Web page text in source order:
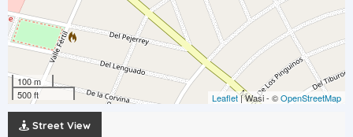
100 m
500 ft
Leaflet| Wasi - ©OpenStreetMap
Street View